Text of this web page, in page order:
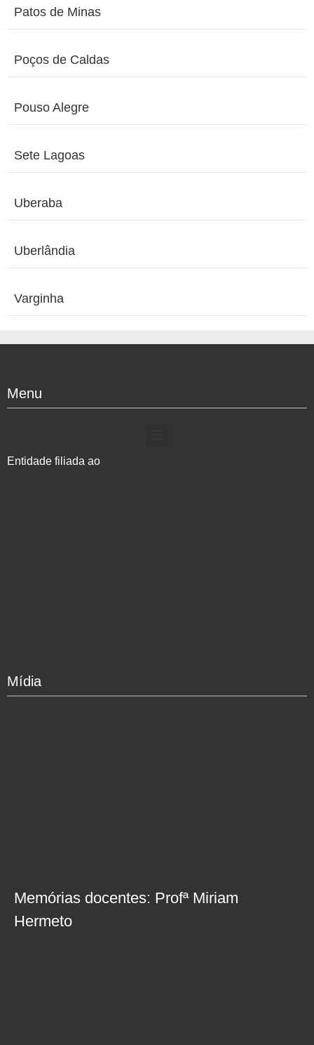
Patos de Minas
Poços de Caldas
Pouso Alegre
Sete Lagoas
Uberaba
Uberlândia
Varginha
Menu
Entidade filiada ao
Mídia
Memórias docentes: Profª Miriam
Hermeto